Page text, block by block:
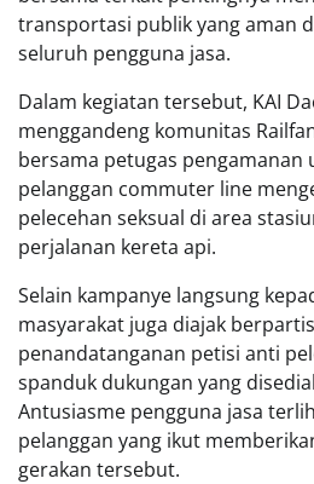
transportasi publik yang aman
seluruh pengguna jasa.
Dalam kegiatan tersebut, KAI
menggandeng komunitas
bersama petugas pengamanan
pelanggan commuter line
pelecehan seksual di area
perjalanan kereta api.
Selain kampanye langsung
masyarakat juga diajak
penandatanganan petisi anti
spanduk dukungan yang
Antusiasme pengguna jasa
pelanggan yang ikut
gerakan tersebut.